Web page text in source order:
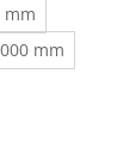
mm
mm